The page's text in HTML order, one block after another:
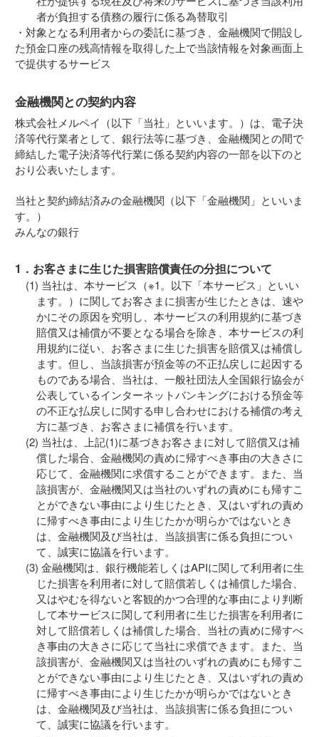
者が負担する債務の履行に係る為替取引
・対象となる利用者からの委託に基づき、金融機関で開設し
た預金口座の残高情報を取得した上で当該情報を対象画面上
で提供するサービス
金融機関との契約内容
株式会社メルペイ（以下「当社」といいます。）は、電子決
済等代行業者として、銀行法等に基づき、金融機関との間で
締結した電子決済等代行業に係る契約内容の一部を以下のと
おり公表いたします。
当社と契約締結済みの金融機関（以下「金融機関」といいま
す。）
みんなの銀行
1．お客さまに生じた損害賠償責任の分担について
当社は、本サービス（※1。以下「本サービス」といい
ます。）に関してお客さまに損害が生じたときは、速や
かにその原因を究明し、本サービスの利用規約に基づき
賠償又は補償が不要となる場合を除き、本サービスの利
用規約に従い、お客さまに生じた損害を賠償又は補償し
ます。但し、当該損害が預金等の不正払戻しに起因する
ものである場合、当社は、一般社団法人全国銀行協会が
公表しているインターネットバンキングにおける預金等
の不正な払戻しに関する申し合わせにおける補償の考え
方に基づき、お客さまに補償を行います。
当社は、上記(1)に基づきお客さまに対して賠償又は補
償した場合、金融機関の責めに帰すべき事由の大きさに
応じて、金融機関に求償することができます。また、当
該損害が、金融機関又は当社のいずれの責めにも帰すこ
とができない事由により生じたとき、又はいずれの責め
に帰すべき事由により生じたかが明らかではないとき
は、金融機関及び当社は、当該損害に係る負担につい
て、誠実に協議を行います。
金融機関は、銀行機能若しくはAPIに関して利用者に生
じた損害を利用者に対して賠償若しくは補償した場合、
又はやむを得ないと客観的かつ合理的な事由により判断
して本サービスに関して利用者に生じた損害を利用者に
対して賠償若しくは補償した場合、当社の責めに帰すべ
き事由の大きさに応じて当社に求償できます。また、当
該損害が、金融機関又は当社のいずれの責めにも帰すこ
とができない事由により生じたとき、又はいずれの責め
に帰すべき事由により生じたかが明らかではないとき
は、金融機関及び当社は、当該損害に係る負担につい
て、誠実に協議を行います。